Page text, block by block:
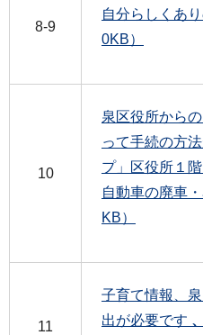
8-9
自分らしくあ
0KB）
10
泉区役所から
って手続の方
プ」区役所１
自動車の廃車
KB）
11
子育て情報、
出が必要です 、